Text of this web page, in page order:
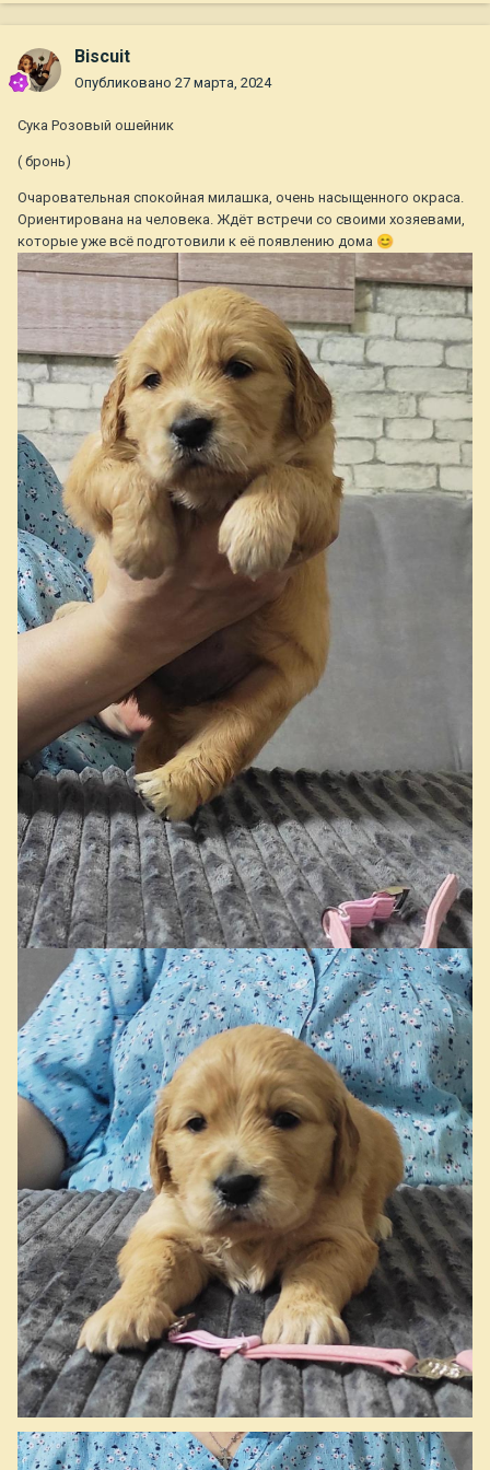
Biscuit
Опубликовано 27 марта, 2024
Сука Розовый ошейник
( бронь)
Очаровательная спокойная милашка, очень насыщенного окраса.
Ориентирована на человека. Ждёт встречи со своими хозяевами,
которые уже всё подготовили к её появлению дома 😊